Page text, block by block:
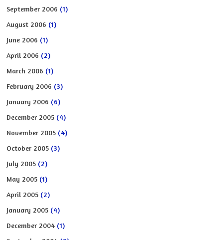
September 2006 (1)
August 2006 (1)
June 2006 (1)
April 2006 (2)
March 2006 (1)
February 2006 (3)
January 2006 (6)
December 2005 (4)
November 2005 (4)
October 2005 (3)
July 2005 (2)
May 2005 (1)
April 2005 (2)
January 2005 (4)
December 2004 (1)